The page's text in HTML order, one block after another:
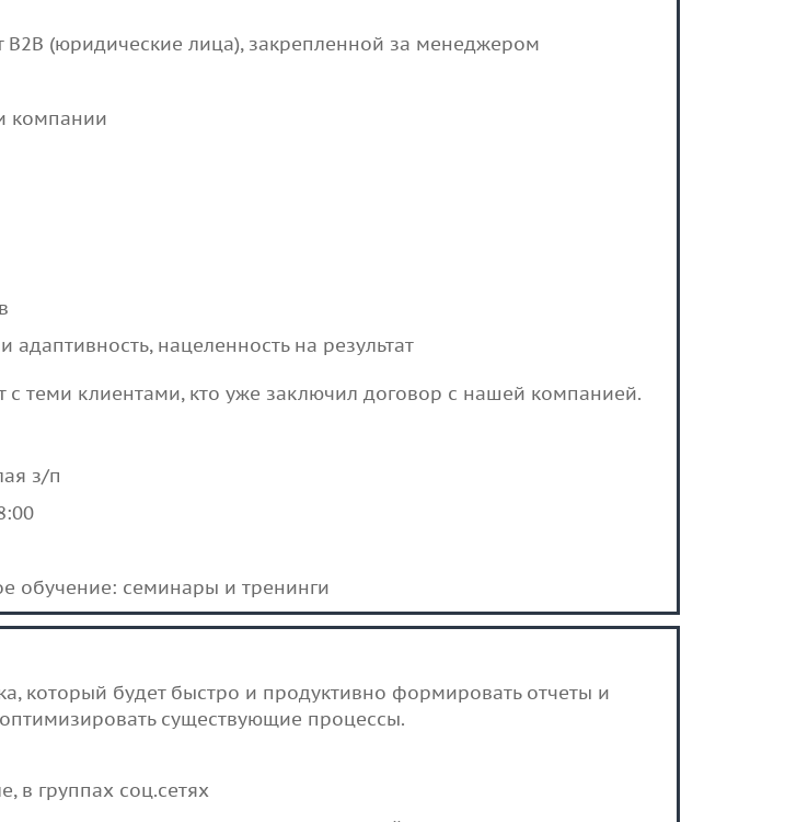
В2В (юридические лица), закрепленной за менеджером
компании
адаптивность, нацеленность на результат
с теми клиентами, кто уже заключил договор с нашей компанией.
з/п
обучение: семинары и тренинги
который будет быстро и продуктивно формировать отчеты и
существующие процессы.
в группах соц.сетях